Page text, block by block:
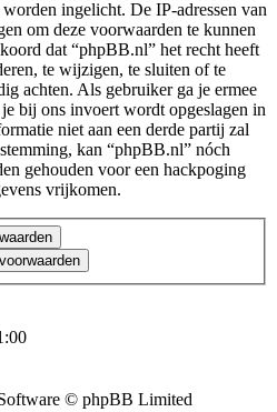
ingelicht. De IP-adressen van
om deze voorwaarden te kunnen
dat “phpBB.nl” het recht heeft
te wijzigen, te sluiten of te
achten. Als gebruiker ga je ermee
bij ons invoert wordt opgeslagen in
niet aan een derde partij zal
kan “phpBB.nl” nóch
gehouden voor een hackpoging
vrijkomen.
© phpBB Limited